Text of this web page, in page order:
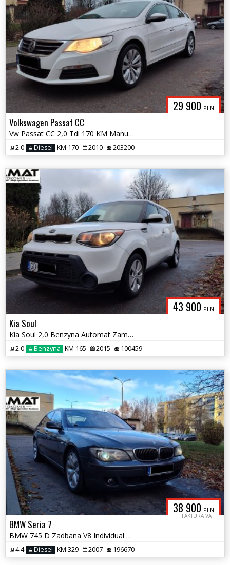
29 900 PLN
Volkswagen Passat CC
Vw Passat CC 2,0 Tdi 170 KM Manual Zamiana
2.0 Diesel KM 170 2010 203200
43 900 PLN
Kia Soul
Kia Soul 2,0 Benzyna Automat Zamiana
2.0 Benzyna KM 165 2015 100459
38 900 PLN
FAKTURA VAT
BMW Seria 7
BMW 745 D Zadbana V8 Individual 2 Właściciel Zamiana
4.4 Diesel KM 329 2007 196670